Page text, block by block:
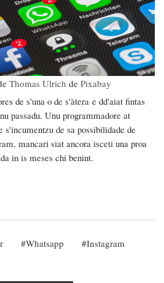
Thomas Ulrich de Pixabay
de s'una o de s'àtera e dd'aiat fintas
passadu. Unu programmadore at
s'incumentzu de sa possibilidade de
mancari siat ancora isceti una proa
in is meses chi benint.
Whatsapp Instagram